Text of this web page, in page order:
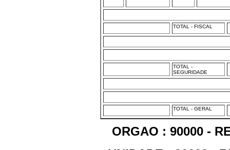
TOTAL - FISCAL
TOTAL -
SEGURIDADE
TOTAL - GERAL
ORGAO : 90000 -